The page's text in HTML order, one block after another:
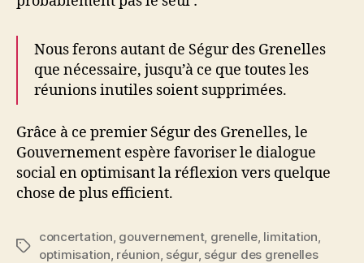
Nous ferons autant de Ségur des Grenelles
que nécessaire, jusqu’à ce que toutes les
réunions inutiles soient supprimées.
Grâce à ce premier Ségur des Grenelles, le
Gouvernement espère favoriser le dialogue
social en optimisant la réflexion vers quelque
chose de plus efficient.
Étiquettes
concertation, gouvernement, grenelle, limitation,
optimisation, réunion, ségur, ségur des grenelles